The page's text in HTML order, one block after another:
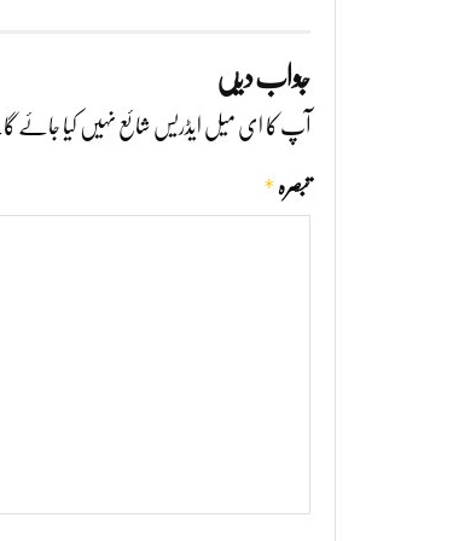
جواب دیں
آپ کا ای میل ایڈریس شائع نہیں کیا جائے گا۔
تبصرہ *